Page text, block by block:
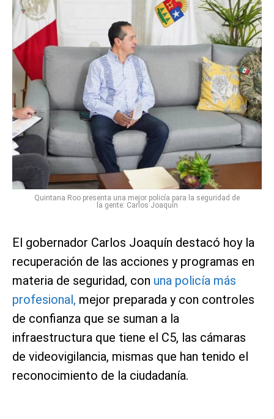
Quintana Roo presenta una mejor policía para la seguridad de
la gente: Carlos Joaquín
El gobernador Carlos Joaquín destacó hoy la
recuperación de las acciones y programas en
materia de seguridad, con una policía más
profesional, mejor preparada y con controles
de confianza que se suman a la
infraestructura que tiene el C5, las cámaras
de videovigilancia, mismas que han tenido el
reconocimiento de la ciudadanía.